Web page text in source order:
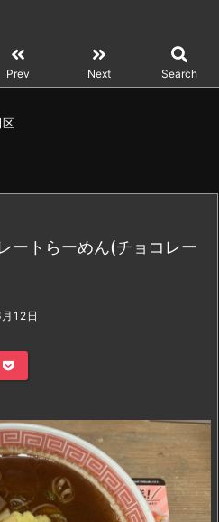
Prev Next Search
区
ートらーめん(チョコレー
12日